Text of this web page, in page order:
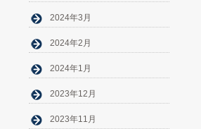
2024年3月
2024年2月
2024年1月
2023年12月
2023年11月